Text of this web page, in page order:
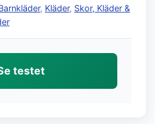
, Kläder, Skor, Kläder &
testet